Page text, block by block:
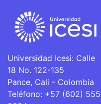
Universidad Icesi: Calle
18 No. 122-135
Pance, Cali - Colombia
Teléfono: +57 (602) 555